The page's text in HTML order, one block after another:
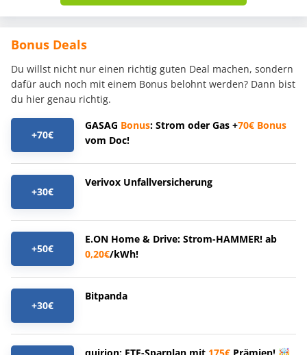
Bonus Deals
Du willst nicht nur einen richtig guten Deal machen, sondern
dafür auch noch mit einem Bonus belohnt werden? Dann bist
du hier genau richtig.
+70€
GASAG Bonus: Strom oder Gas +70€ Bonus
vom Doc!
+30€
Verivox Unfallversicherung
+50€
E.ON Home & Drive: Strom-HAMMER! ab
0,20€/kWh!
+30€
Bitpanda